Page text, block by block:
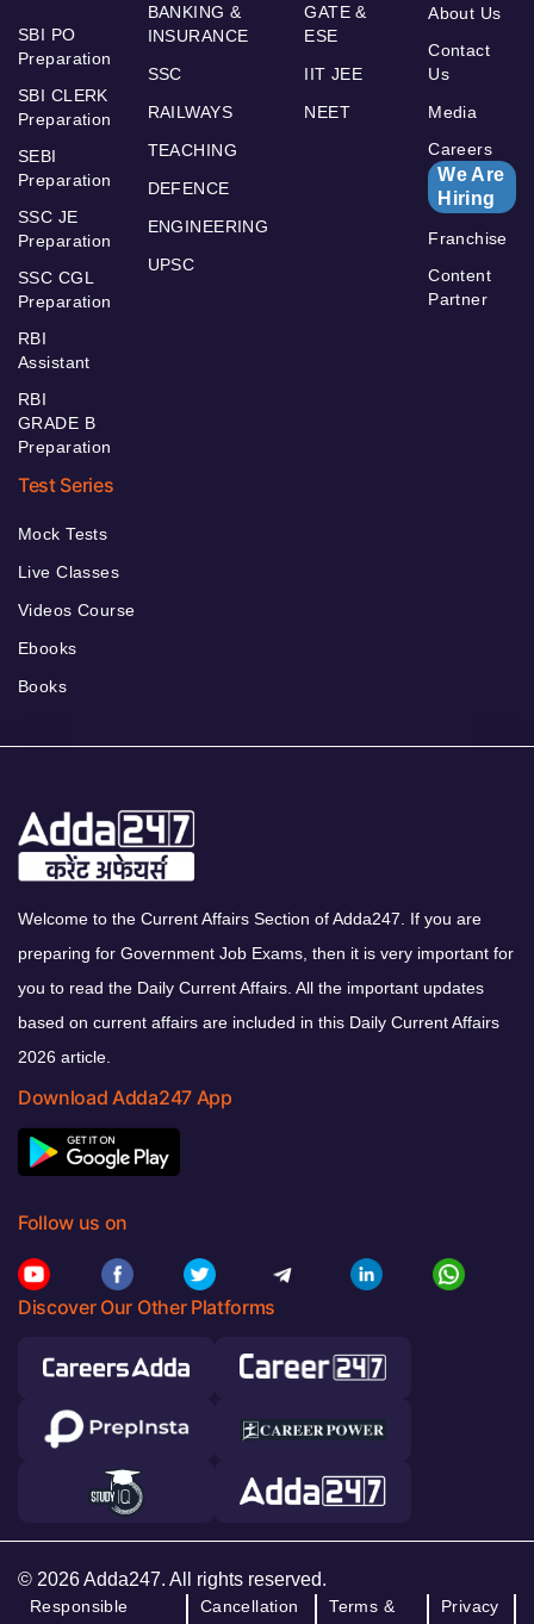
SBI PO
Preparation
SBI CLERK
Preparation
SEBI
Preparation
SSC JE
Preparation
SSC CGL
Preparation
RBI
Assistant
RBI
GRADE B
Preparation
BANKING &
INSURANCE
SSC
RAILWAYS
TEACHING
DEFENCE
ENGINEERING
UPSC
GATE &
ESE
IIT JEE
NEET
About Us
Contact
Us
Media
Careers
We Are
Hiring
Franchise
Content
Partner
Test Series
Mock Tests
Live Classes
Videos Course
Ebooks
Books
Welcome to the Current Affairs Section of Adda247. If you are
preparing for Government Job Exams, then it is very important for
you to read the Daily Current Affairs. All the important updates
based on current affairs are included in this Daily Current Affairs
2026 article.
Download Adda247 App
Follow us on
Discover Our Other Platforms
© 2026 Adda247. All rights reserved.
Responsible
Cancellation
Terms &
Privacy